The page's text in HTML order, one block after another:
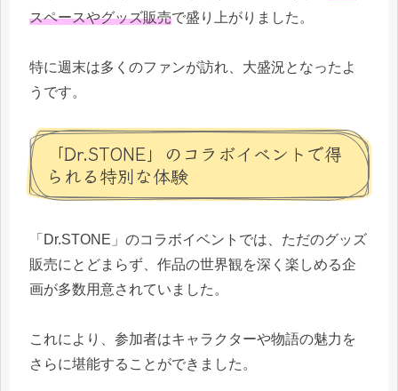
スペースやグッズ販売で盛り上がりました。
特に週末は多くのファンが訪れ、大盛況となったよ
うです。
「Dr.STONE」のコラボイベントで得
られる特別な体験
「Dr.STONE」のコラボイベントでは、ただのグッズ
販売にとどまらず、作品の世界観を深く楽しめる企
画が多数用意されていました。
これにより、参加者はキャラクターや物語の魅力を
さらに堪能することができました。